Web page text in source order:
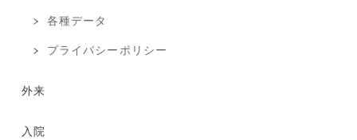
各種データ
プライバシーポリシー
外来
入院